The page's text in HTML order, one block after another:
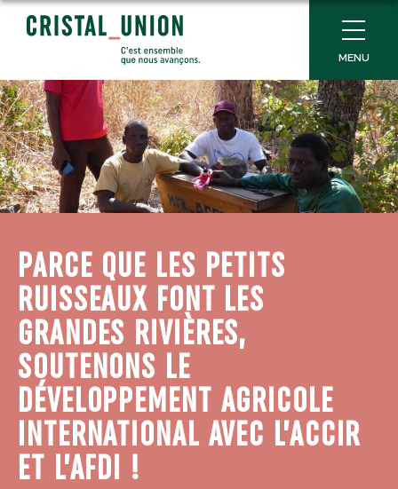
MENU
PARCE QUE LES PETITS
RUISSEAUX FONT LES
GRANDES RIVIÈRES,
SOUTENONS LE
DÉVELOPPEMENT AGRICOLE
INTERNATIONAL AVEC L’ACCIR
ET L’AFDI !